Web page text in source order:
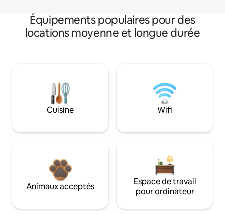
Équipements populaires pour des
locations moyenne et longue durée
Cuisine Wifi
Animaux acceptés
Espace de travail
pour ordinateur